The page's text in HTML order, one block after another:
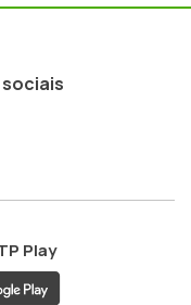
Play